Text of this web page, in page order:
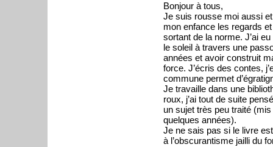
Bonjour à tous,
Je suis rousse moi aussi
mon enfance les regards
sortant de la norme. J’ai
le soleil à travers une
années et avoir construit
force. J’écris des contes,
commune permet
Je travaille dans une
roux, j’ai tout de suite
un sujet très peu traité
quelques années).
Je ne sais pas si le livre
à l’obscurantisme jailli du